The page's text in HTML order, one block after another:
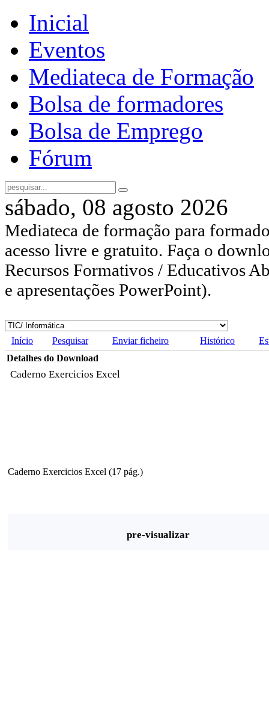
Inicial
Eventos
Mediateca de Formação
Bolsa de formadores
Bolsa de Emprego
Fórum
sábado, 08 agosto 2026
Mediateca de formação para
acesso livre e gratuito. Faça o
Recursos Formativos / Educativos
e apresentações PowerPoint).
Início Pesquisar Enviar ficheiro Histórico
Detalhes do Download
Caderno Exercicios Excel
Caderno Exercicios Excel (17 pág.)
pre-visualizar